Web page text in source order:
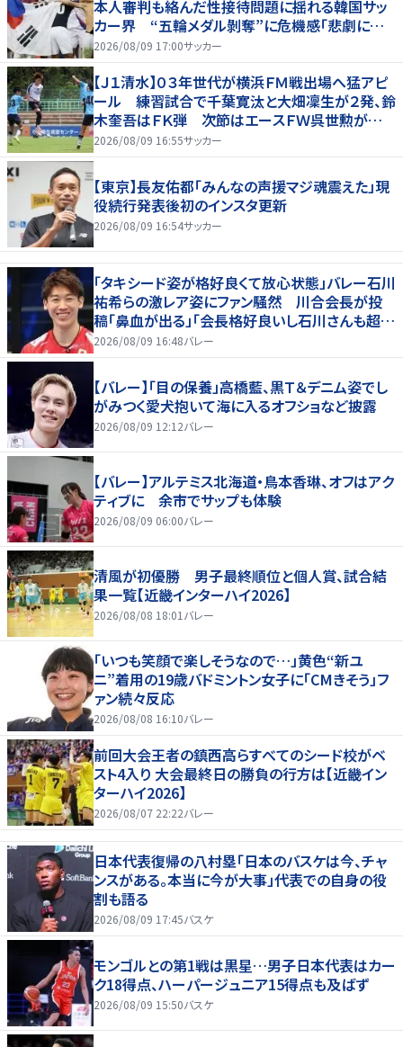
本人審判も絡んだ性接待問題に揺れる韓国サッ
カー界 “五輪メダル剝奪”に危機感「悲劇に見
舞われる」
2026/08/09 17:00サッカー
【Ｊ１清水】０３年世代が横浜ＦＭ戦出場へ猛アピ
ール 練習試合で千葉寛汰と大畑凜生が２発、鈴
木奎吾はＦＫ弾 次節はエースＦＷ呉世勲が出
場停止
2026/08/09 16:55サッカー
【東京】長友佑都「みんなの声援マジ魂震えた」現
役続行発表後初のインスタ更新
2026/08/09 16:54サッカー
「タキシード姿が格好良くて放心状態」バレー石川
祐希らの激レア姿にファン騒然 川合会長が投
稿「鼻血が出る」「会長格好良いし石川さんも超格
好いい」
2026/08/09 16:48バレー
【バレー】「目の保養」高橋藍、黒Ｔ＆デニム姿でし
がみつく愛犬抱いて海に入るオフショなど披露
2026/08/09 12:12バレー
【バレー】アルテミス北海道・鳥本香琳、オフはアク
ティブに 余市でサップも体験
2026/08/09 06:00バレー
清風が初優勝 男子最終順位と個人賞、試合結
果一覧【近畿インターハイ2026】
2026/08/08 18:01 バレー
「いつも笑顔で楽しそうなので…」黄色“新ユ
ニ”着用の19歳バドミントン女子に「CMきそう」フ
ァン続々反応
2026/08/08 16:10バレー
前回大会王者の鎮西高らすべてのシード校がベ
スト4入り 大会最終日の勝負の行方は【近畿イン
ターハイ2026】
2026/08/07 22:22バレー
日本代表復帰の八村塁「日本のバスケは今、チャ
ンスがある。本当に今が大事」代表での自身の役
割も語る
2026/08/09 17:45バスケ
モンゴルとの第1戦は黒星…男子日本代表はカー
ク18得点、ハーパージュニア15得点も及ばず
2026/08/09 15:50バスケ